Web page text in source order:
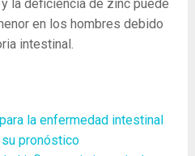
la deficiencia de zinc puede
en los hombres debido
intestinal.
la enfermedad intestinal
pronóstico